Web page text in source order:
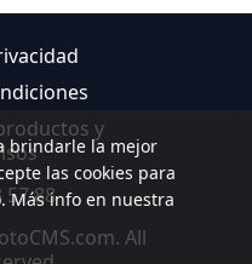
brindarle la mejor
las cookies para
info en nuestra
y
57 88
All